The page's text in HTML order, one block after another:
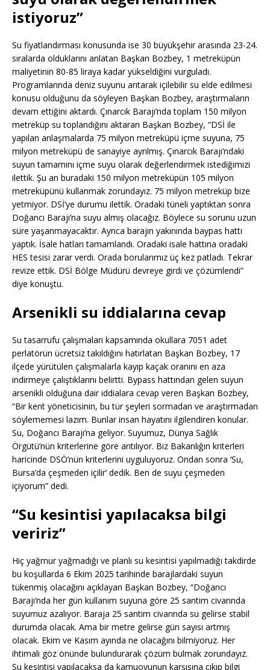
istiyoruz”
Su fiyatlandırması konusunda ise 30 büyükşehir arasında 23-24.
sıralarda olduklarını anlatan Başkan Bozbey, 1 metreküpün
maliyetinin 80-85 liraya kadar yükseldiğini vurguladı.
Programlarında deniz suyunu arıtarak içilebilir su elde edilmesi
konusu olduğunu da söyleyen Başkan Bozbey, araştırmaların
devam ettiğini aktardı. Çınarcık Barajı’nda toplam 150 milyon
metreküp su toplandığını aktaran Başkan Bozbey, “DSİ ile
yapılan anlaşmalarda 75 milyon metreküpü içme suyuna, 75
milyon metreküpü de sanayiye ayrılmış. Çınarcık Barajı’ndaki
suyun tamamını içme suyu olarak değerlendirmek istediğimizi
ilettik. Şu an buradaki 150 milyon metreküpün 105 milyon
metreküpünü kullanmak zorundayız. 75 milyon metreküp bize
yetmiyor. DSİ’ye durumu ilettik. Oradaki tüneli yaptıktan sonra
Doğancı Barajı’na suyu almış olacağız. Böylece su sorunu uzun
süre yaşanmayacaktır. Ayrıca barajın yakınında baypas hattı
yaptık. İsale hatları tamamlandı. Oradaki isale hattına oradaki
HES tesisi zarar verdi. Orada borularımız üç kez patladı. Tekrar
revize ettik. DSİ Bölge Müdürü devreye girdi ve çözümlendi”
diye konuştu.
Arsenikli su iddialarına cevap
Su tasarrufu çalışmaları kapsamında okullara 7051 adet
perlatörün ücretsiz takıldığını hatırlatan Başkan Bozbey, 17
ilçede yürütülen çalışmalarla kayıp kaçak oranını en aza
indirmeye çalıştıklarını belirtti. Bypass hattından gelen suyun
arsenikli olduğuna dair iddialara cevap veren Başkan Bozbey,
“Bir kent yöneticisinin, bu tür şeyleri sormadan ve araştırmadan
söylememesi lazım. Bunlar insan hayatını ilgilendiren konular.
Su, Doğancı Barajı’na geliyor. Suyumuz, Dünya Sağlık
Örgütü’nün kriterlerine göre arıtılıyor. Biz Bakanlığın kriterleri
haricinde DSÖ’nün kriterlerini uyguluyoruz. Ondan sonra ‘Su,
Bursa’da çeşmeden içilir’ dedik. Ben de suyu çeşmeden
içiyorum” dedi.
“Su kesintisi yapılacaksa bilgi
veririz”
Hiç yağmur yağmadığı ve planlı su kesintisi yapılmadığı takdirde
bu koşullarda 6 Ekim 2025 tarihinde barajlardaki suyun
tükenmiş olacağını açıklayan Başkan Bozbey, “Doğancı
Barajı’nda her gün kullanım suyuna göre 25 santim civarında
suyumuz azalıyor. Baraja 25 santim civarında su gelirse stabil
durumda olacak. Ama bir metre gelirse gün sayısı artmış
olacak. Ekim ve Kasım ayında ne olacağını bilmiyoruz. Her
ihtimali göz önünde bulundurarak çözüm bulmak zorundayız.
Su kesintisi yapılacaksa da kamuoyunun karşısına çıkıp bilgi